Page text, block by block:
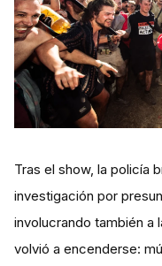
Tras el show, la policía
investigación por
involucrando también a
volvió a encenderse: